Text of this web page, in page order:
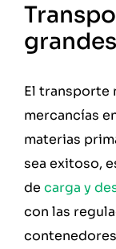
El transporte
mercancías
materias
sea exitoso,
de carga y
con las